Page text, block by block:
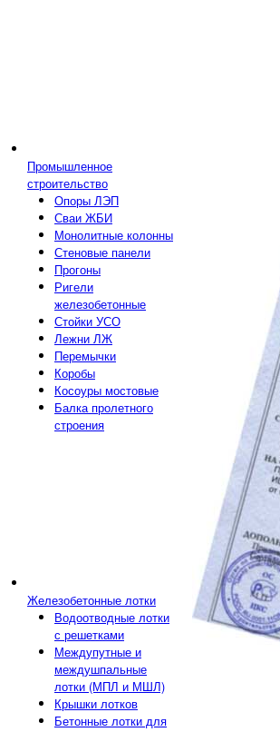
Промышленное
строительство
Опоры ЛЭП
Сваи ЖБИ
Монолитные колонны
Стеновые панели
Прогоны
Ригели
железобетонные
Стойки УСО
Лежни ЛЖ
Перемычки
Коробы
Косоуры мостовые
Балка пролетного
строения
Железобетонные лотки
Водоотводные лотки
с решетками
Междупутные и
междушпальные
лотки (МПЛ и МШЛ)
Крышки лотков
Бетонные лотки для